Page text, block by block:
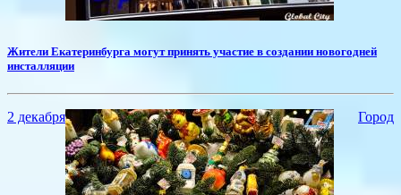
​Жители Екатеринбурга могут принять участие в создании новогодней
инсталляции
2 декабря Город